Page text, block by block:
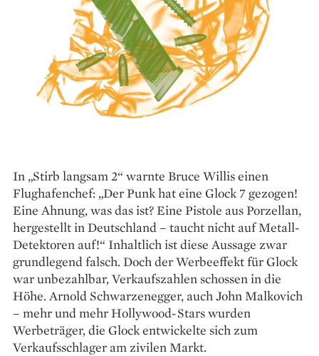
In „Stirb langsam 2“ warnte Bruce Willis einen
Flughafenchef: „Der Punk hat eine Glock 7 gezogen!
Eine Ahnung, was das ist? Eine Pistole aus Porzellan,
hergestellt in Deutschland – taucht nicht auf Metall-
Detektoren auf!“ Inhaltlich ist diese Aussage zwar
grundlegend falsch. Doch der Werbeeffekt für Glock
war unbezahlbar, Verkaufszahlen schossen in die
Höhe. Arnold Schwarzenegger, auch John Malkovich
– mehr und mehr Hollywood-Stars wurden
Werbeträger, die Glock entwickelte sich zum
Verkaufsschlager am zivilen Markt.